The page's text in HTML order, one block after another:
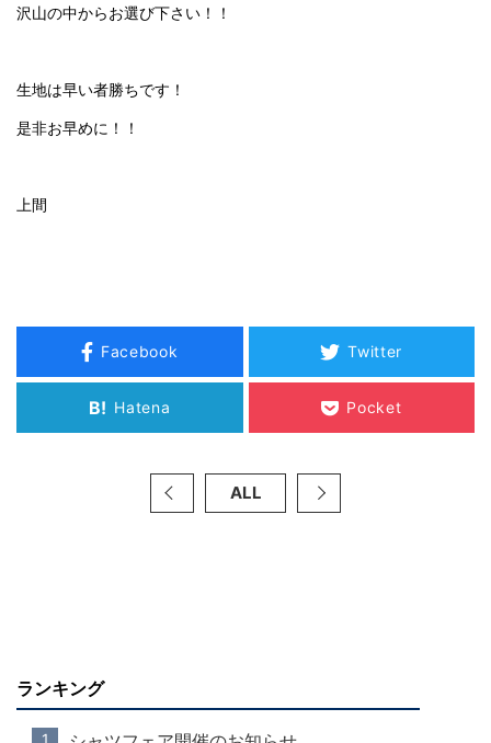
沢山の中からお選び下さい！！
生地は早い者勝ちです！
是非お早めに！！
上間
Facebook Twitter
B! Hatena Pocket
ALL
ランキング